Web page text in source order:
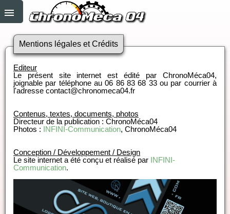
Mentions légales et Crédits
Editeur
Le présent site internet est édité par ChronoMéca04,
joignable par téléphone au 06 86 83 68 33 ou par courrier à
l'adresse contact@chronomeca04.fr
Contenus, textes, documents, photos
Directeur de la publication : ChronoMéca04
Photos : INFINI-Communication, ChronoMéca04
Conception / Développement / Design
Le site internet a été conçu et réalisé par INFINI-
Communication.